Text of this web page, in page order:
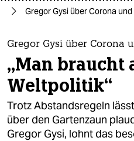
 taz
taz zahl ich
themen
politik
öko
gesellschaft
Gregor Gysi über Corona
Gregor Gysi über Corona
„Man braucht
Weltpolitik“
Trotz Abstandsregeln
über den Gartenzaun
Gregor Gysi, lohnt das